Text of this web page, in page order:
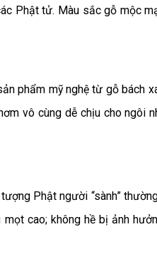
Phật tử. Màu sắc gỗ mộc
phẩm mỹ nghệ từ gỗ bách
vô cùng dễ chịu cho ngôi
Phật người “sành”
cao; không hề bị ảnh